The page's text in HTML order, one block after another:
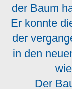
der Baum
Er konnte
der
in den
Der